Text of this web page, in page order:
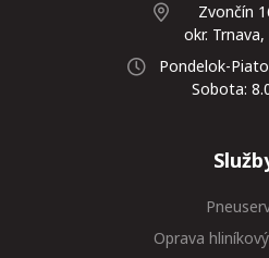
Zvončín
okr.
Pondelok-
Sobota:
Oprava